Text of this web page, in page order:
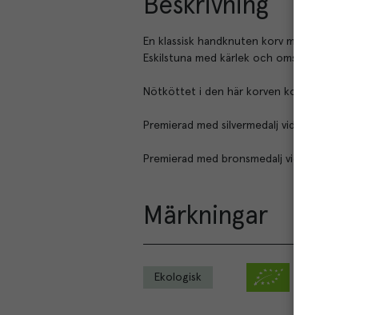
Beskrivning
En klassisk handknuten korv med finstämd
Eskilstuna med kärlek och omsorg på kött
Nötköttet i den här korven kommer från
Premierad med silvermedalj vid Chark-SM
Premierad med bronsmedalj vid Chark-SM
Märkningar
Ekologisk